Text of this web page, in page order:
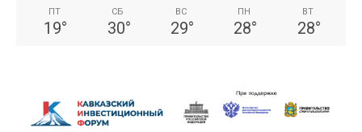
ПТ
19°
СБ
30°
ВС
29°
ПН
28°
ВТ
28°